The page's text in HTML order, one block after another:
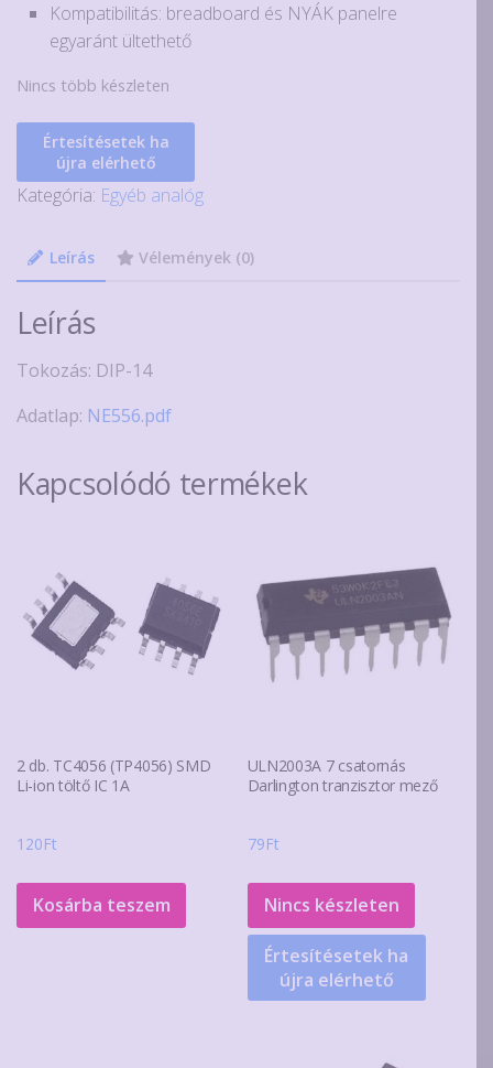
Kompatibilitás: breadboard és NYÁK panelre
egyaránt ültethető
Nincs több készleten
Értesítésetek ha
újra elérhető
Kategória: Egyéb analóg
Leírás Vélemények (0)
Leírás
Tokozás: DIP-14
Adatlap: NE556.pdf
Kapcsolódó termékek
2 db. TC4056 (TP4056) SMD
Li-ion töltő IC 1A
120Ft
Kosárba teszem
ULN2003A 7 csatornás
Darlington tranzisztor mező
79Ft
Nincs készleten
Értesítésetek ha
újra elérhető